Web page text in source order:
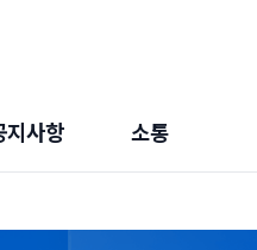
지사항 소통